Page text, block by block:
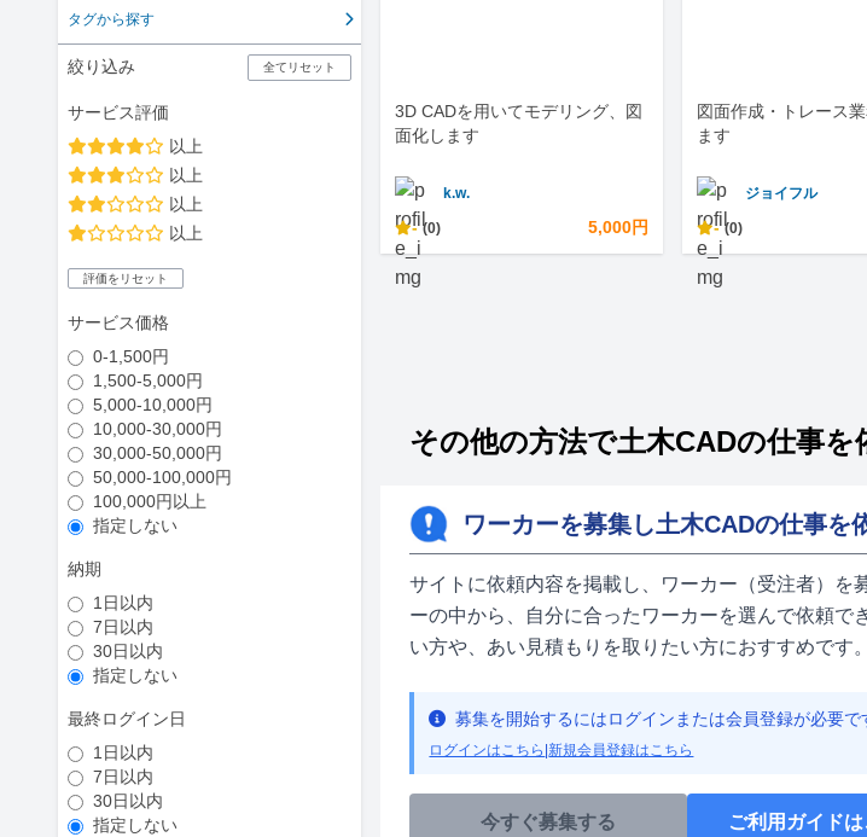
タグから探す
絞り込み 全てリセット
サービス評価
以上
以上
以上
以上
評価をリセット
サービス価格
0-1,500円
1,500-5,000円
5,000-10,000円
10,000-30,000円
30,000-50,000円
50,000-100,000円
100,000円以上
指定しない
納期
1日以内
7日以内
30日以内
指定しない
最終ログイン日
1日以内
7日以内
30日以内
指定しない
3D CADを用いてモデリング、図
面化します
k.w.
- (0) 5,000円
図面作成・トレース
ます
ジョイフル
- (0)
その他の方法で土木CADの仕事を
ワーカーを募集し土木CADの仕事を
サイトに依頼内容を掲載し、ワーカー（受注者）を
ーの中から、自分に合ったワーカーを選んで依頼で
い方や、あい見積もりを取りたい方におすすめです。
募集を開始するにはログインまたは会員登録が必要で
ログインはこちら |新規会員登録はこちら
今すぐ募集する ご利用ガイドは